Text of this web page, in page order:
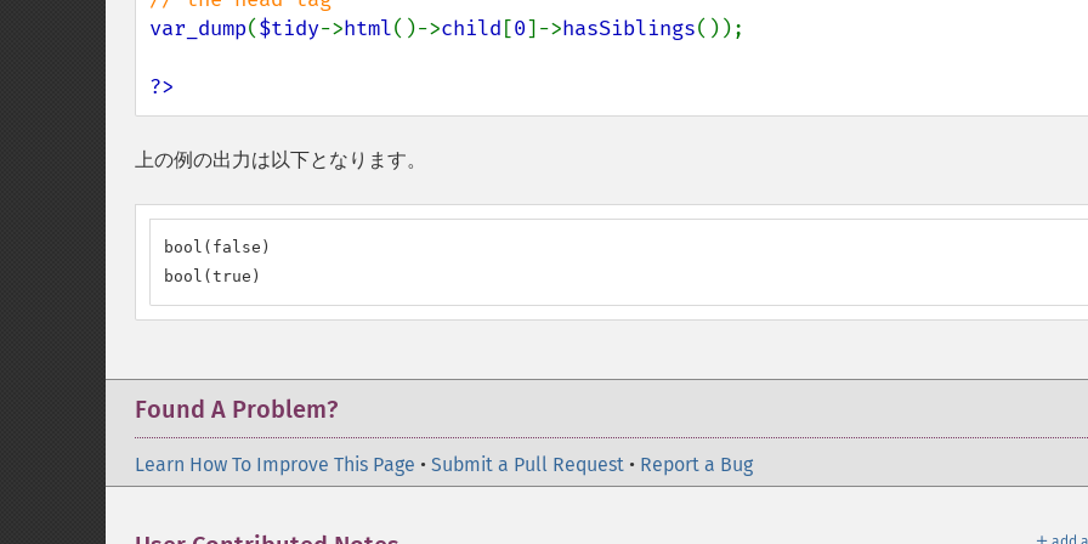
var_dump($tidy->html()->child [0]->hasSiblings());
?>
上の例の出力は以下となります。
bool(false)
bool(true)
Found A Problem?
Learn How To Improve This Page • Submit a Pull Request • Report a Bug